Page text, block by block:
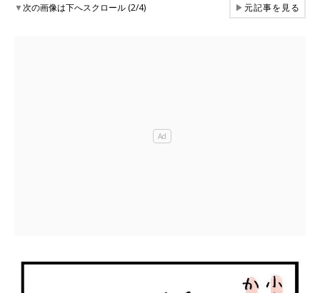
▼次の画像は下へスクロール (2/4) ▶元記事を見る